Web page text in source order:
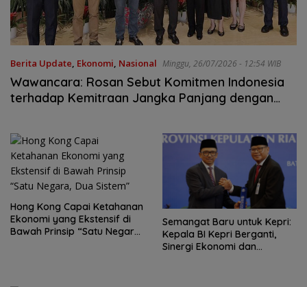
Berita Update, Ekonomi, Nasional Minggu, 26/07/2026 - 12:54 WIB
Wawancara: Rosan Sebut Komitmen Indonesia
terhadap Kemitraan Jangka Panjang dengan
Hong Kong Capai Ketahanan
Ekonomi yang Ekstensif di
Bawah Prinsip “Satu Negara,
Semangat Baru untuk Kepri:
Kepala BI Kepri Berganti,
Sinergi Ekonomi dan